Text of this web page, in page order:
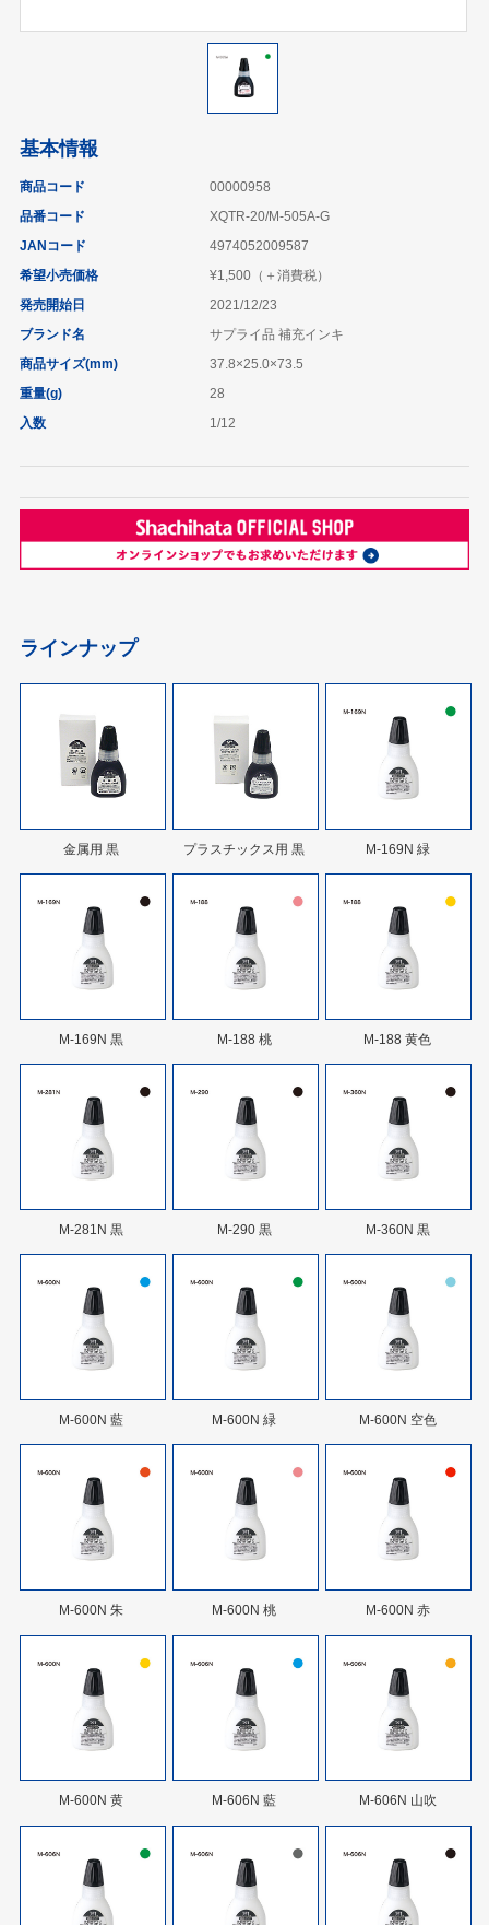
基本情報
商品コード
00000958
品番コード
XQTR-20/M-505A-G
JANコード
4974052009587
希望小売価格
¥1,500（＋消費税）
発売開始日
2021/12/23
ブランド名
サプライ品 補充インキ
商品サイズ(mm)
37.8×25.0×73.5
重量(g)
28
入数
1/12
ラインナップ
金属用 黒 プラスチックス用 黒 M-169N 緑
M-169N 黒 M-188 桃 M-188 黄色
M-281N 黒 M-290 黒 M-360N 黒
M-600N 藍 M-600N 緑 M-600N 空色
M-600N 朱 M-600N 桃 M-600N 赤
M-600N 黄 M-606N 藍 M-606N 山吹